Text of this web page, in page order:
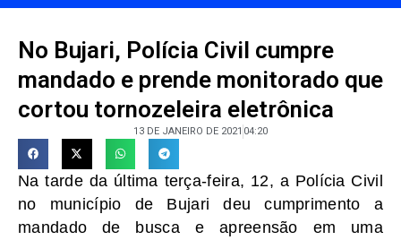
No Bujari, Polícia Civil cumpre
mandado e prende monitorado que
cortou tornozeleira eletrônica
13 DE JANEIRO DE 2021 04:20
Na tarde da última terça-feira, 12, a Polícia Civil
no município de Bujari deu cumprimento a
mandado de busca e apreensão em uma